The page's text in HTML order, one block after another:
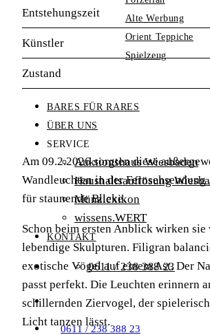
Alte Werbung
Orient Teppiche
Spielzeug
BARES FÜR RARES
ÜBER UNS
SERVICE
Auktionshaus Wiesbaden
Haushaltsauflösung
Münzlexikon
wissens.WERT
KONTAKT
0611 / 238 388 23
0611 / 238 388 23
Entstehungszeit
Künstler
Zustand
Am 09.2.2026 sorgten diese
Wandleuchten in der Fernsehsendung
für staunende Blicke.
Schon beim ersten Anblick wirken sie
lebendige Skulpturen. Filigran
exotische Vögel auf einem Ast. Der
passt perfekt. Die Leuchten erinnern
schillernden Ziervogel, der
Licht tanzen lässt.